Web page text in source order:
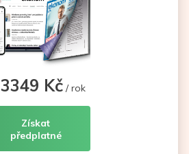
3349 Kč / rok
Získat
předplatné